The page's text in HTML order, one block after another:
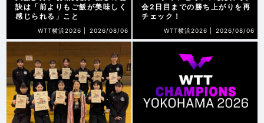
訣は「前よりもご飯が美味しく
感じられる」こと
WTT横浜2026 | 2026/08/06
会2日目までの勝ち上がりを再
チェック！
WTT横浜2026 | 2026/08/06